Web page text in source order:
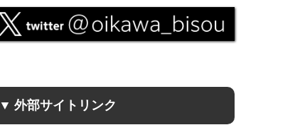
▼ 外部サイトリンク